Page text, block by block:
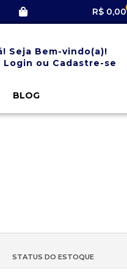
R$0,00
Seja Bem-vindo(a)!
Login ou Cadastre-se
BLOG
STATUS DO ESTOQUE